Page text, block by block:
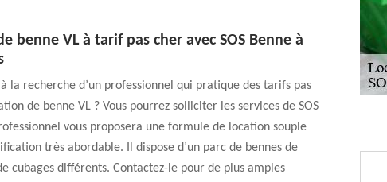
benne VL à tarif pas cher avec SOS Benne à
la recherche d’un professionnel qui pratique des tarifs pas
de benne VL ? Vous pourrez solliciter les services de SOS
vous proposera une formule de location souple
très abordable. Il dispose d’un parc de bennes de
cubages différents. Contactez-le pour de plus amples